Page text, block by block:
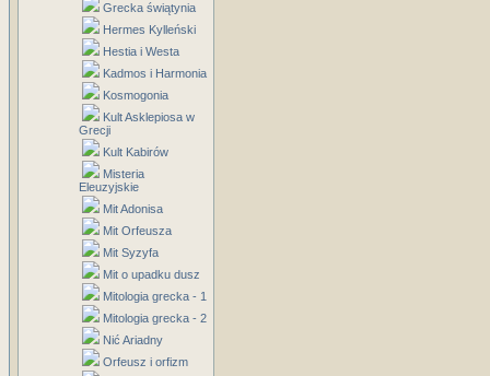
Grecka świątynia
Hermes Kylleński
Hestia i Westa
Kadmos i Harmonia
Kosmogonia
Kult Asklepiosa w
Grecji
Kult Kabirów
Misteria
Eleuzyjskie
Mit Adonisa
Mit Orfeusza
Mit Syzyfa
Mit o upadku dusz
Mitologia grecka - 1
Mitologia grecka - 2
Nić Ariadny
Orfeusz i orfizm